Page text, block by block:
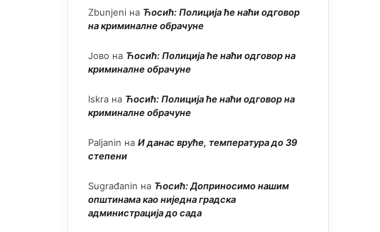
Zbunjeni на Ћосић: Полиција ће наћи одговор
на криминалне обрачуне
Јово на Ћосић: Полиција ће наћи одговор на
криминалне обрачуне
Iskra на Ћосић: Полиција ће наћи одговор на
криминалне обрачуне
Paljanin на И данас вруће, температура до 39
степени
Sugrađanin на Ћосић: Доприносимо нашим
општинама као ниједна градска
администрација до сада